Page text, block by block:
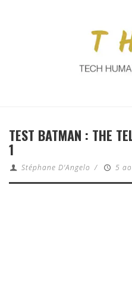
TEST BATMAN : THE
1
Stéphane D'Angelo / 5